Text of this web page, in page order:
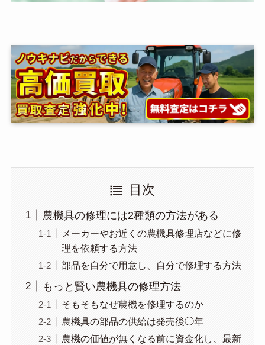
目次
農機具の修理には2種類の方法がある
メーカーやお近くの農機具修理店などに修
理を依頼する方法
部品を自分で用意し、自分で修理する方法
もっと賢い農機具の修理方法
そもそもなぜ農機を修理するのか
農機具の部品の供給は発売後◯年
農機の価値が無くなる前に資金化し、最新